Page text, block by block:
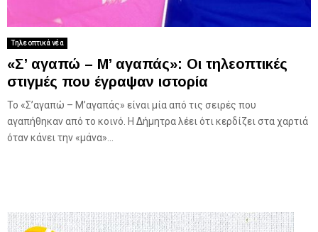
Τηλεοπτικά νέα
«Σ’ αγαπώ – Μ’ αγαπάς»: Οι τηλεοπτικές
στιγμές που έγραψαν ιστορία
Το «Σ’αγαπώ – Μ’αγαπάς» είναι μία από τις σειρές που
αγαπήθηκαν από το κοινό. Η Δήμητρα λέει ότι κερδίζει στα χαρτιά
όταν κάνει την «μάνα»...